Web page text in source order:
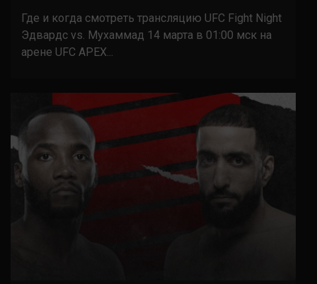
Где и когда смотреть трансляцию UFC Fight Night
Эдвардс vs. Мухаммад 14 марта в 01:00 мск на
арене UFC APEX...